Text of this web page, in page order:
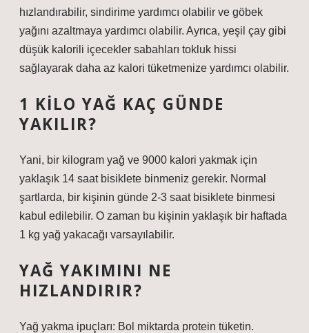
hızlandırabilir, sindirime yardımcı olabilir ve göbek
yağını azaltmaya yardımcı olabilir. Ayrıca, yeşil çay gibi
düşük kalorili içecekler sabahları tokluk hissi
sağlayarak daha az kalori tüketmenize yardımcı olabilir.
1 KILO YAĞ KAÇ GÜNDE
YAKILIR?
Yani, bir kilogram yağ ve 9000 kalori yakmak için
yaklaşık 14 saat bisiklete binmeniz gerekir. Normal
şartlarda, bir kişinin günde 2-3 saat bisiklete binmesi
kabul edilebilir. O zaman bu kişinin yaklaşık bir haftada
1 kg yağ yakacağı varsayılabilir.
YAĞ YAKIMINI NE
HIZLANDIRIR?
Yağ yakma ipuçları: Bol miktarda protein tüketin.